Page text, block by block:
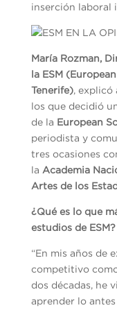
inserción laboral
María Rozman,
la ESM
Tenerife), explicó
los que decidió
de la European
periodista y
tres ocasiones
la Academia
Artes de los
¿Qué es lo que
estudios de ESM?
“En mis años de
competitivo
dos décadas, he
aprender lo